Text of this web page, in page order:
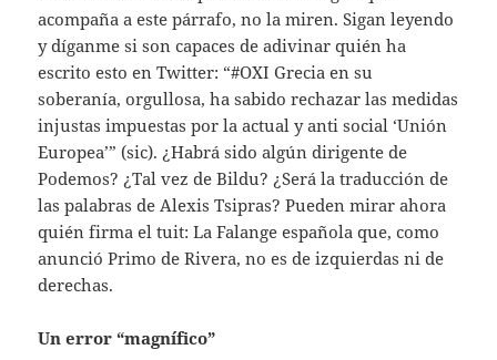
acompaña a este párrafo, no la miren. Sigan leyendo
y díganme si son capaces de adivinar quién ha
escrito esto en Twitter: “#OXI Grecia en su
soberanía, orgullosa, ha sabido rechazar las medidas
injustas impuestas por la actual y anti social ‘Unión
Europea’” (sic). ¿Habrá sido algún dirigente de
Podemos? ¿Tal vez de Bildu? ¿Será la traducción de
las palabras de Alexis Tsipras? Pueden mirar ahora
quién firma el tuit: La Falange española que, como
anunció Primo de Rivera, no es de izquierdas ni de
derechas.
Un error “magnífico”